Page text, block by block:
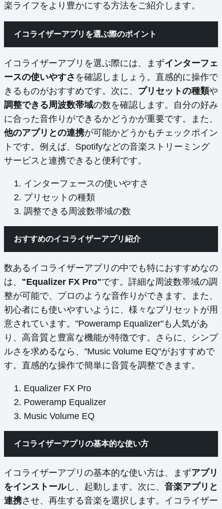
楽ライフをより豊かにする方法をご紹介します。
イコライザーアプリを選ぶ際のポイント
イコライザーアプリを選ぶ際には、まずインターフェ
ースの使いやすさ を確認しましょう。直感的に操作で
きるものがおすすめです。次に、 プリセットの種類や
調整できる周波数帯域の数を確認します。自分の好み
に合った音作りができるかどうかが重要です。また、
他のアプリとの連携が可能かどうかもチェックポイン
トです。例えば、Spotifyなどの音楽ストリーミング
サービスと連携できると便利です。
インターフェースの使いやすさ
プリセットの種類
調整できる周波数帯域の数
おすすめのイコライザーアプリ紹介
数あるイコライザーアプリの中でも特におすすめなの
は、 "Equalizer FX Pro"です。詳細な周波数帯域の調
整が可能で、プロのような音作りができます。また、
初心者にも使いやすいように、様々なプリセットが用
意されています。"Poweramp Equalizer"も人気があ
り、高音質と豊富な機能が特徴です。さらに、シンプ
ルさを求めるなら、"Music Volume EQ"がおすすめで
す。直感的な操作で簡単に音質を調整できます。
Equalizer FX Pro
Poweramp Equalizer
Music Volume EQ
イコライザーアプリの基本的な使い方
イコライザーアプリの基本的な使い方は、まずアプリ
をインストールし、起動します。次に、 音楽アプリと
連携させ、再生する音楽を選択します。イコライザー